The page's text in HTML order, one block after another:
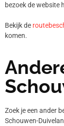
bezoek de
Bekijk de
komen.
Zoek je een ander
Schouwen-